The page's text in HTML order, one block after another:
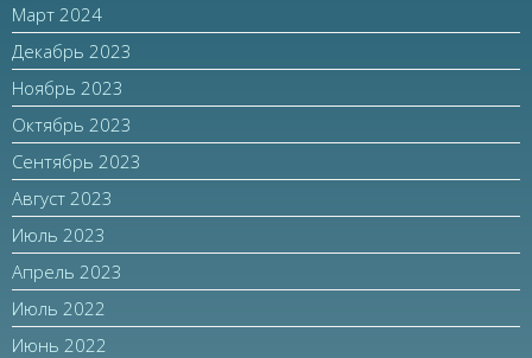
Март 2024
Декабрь 2023
Ноябрь 2023
Октябрь 2023
Сентябрь 2023
Август 2023
Июль 2023
Апрель 2023
Июль 2022
Июнь 2022